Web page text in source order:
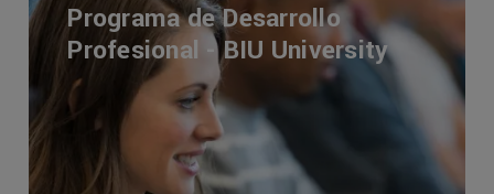
Programa de Desarrollo
Profesional - BIU University